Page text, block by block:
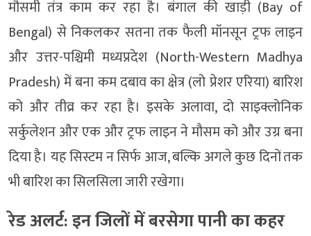
मौसमी तंत्र काम कर रहा है। बंगाल की खाड़ी (Bay of
Bengal) से निकलकर सतना तक फैली मॉनसून ट्रफ लाइन
और उत्तर-पश्चिमी मध्यप्रदेश (North-Western Madhya
Pradesh) में बना कम दबाव का क्षेत्र (लो प्रेशर एरिया) बारिश
को और तीव्र कर रहा है। इसके अलावा, दो साइक्लोनिक
सर्कुलेशन और एक और ट्रफ लाइन ने मौसम को और उग्र बना
दिया है। यह सिस्टम न सिर्फ आज, बल्कि अगले कुछ दिनों तक
भी बारिश का सिलसिला जारी रखेगा।
रेड अलर्ट: इन जिलों में बरसेगा पानी का कहर